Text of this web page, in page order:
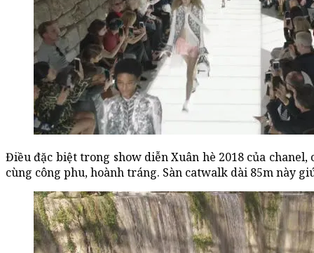
Điều đặc biệt trong show diễn Xuân hè 2018 của
cùng công phu, hoành tráng. Sàn catwalk dài 85m này